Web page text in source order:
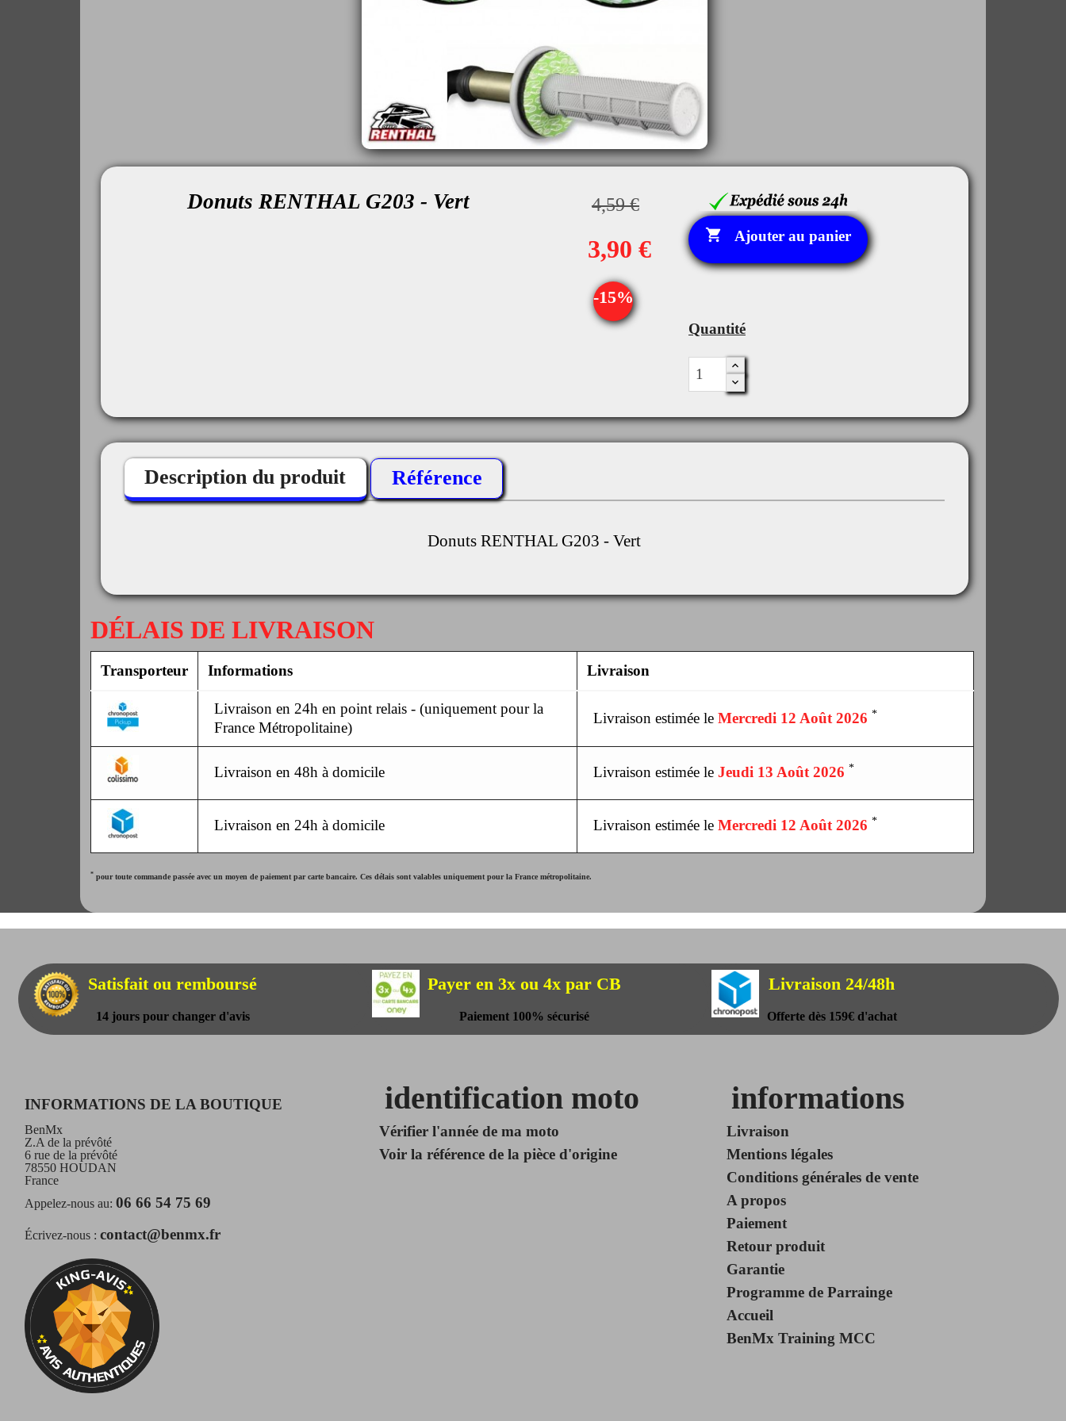
Donuts RENTHAL G203 - Vert 4,59 €
3,90 €
-15%
 Ajouter au panier
Quantité
Description du produit Référence
Donuts RENTHAL G203 - Vert
DÉLAIS DE LIVRAISON
Transporteur Informations Livraison
Livraison en 24h en point relais - (uniquement pour la
France Métropolitaine)
Livraison estimée le Mercredi 12 Août 2026 *
Livraison en 48h à domicile Livraison estimée le Jeudi 13 Août 2026 *
Livraison en 24h à domicile Livraison estimée le Mercredi 12 Août 2026 *
*pour toute commande passée avec un moyen de paiement par carte bancaire. Ces délais sont valables uniquement pour la France métropolitaine.
Satisfait ou remboursé
14 jours pour changer d'avis
Payer en 3x ou 4x par CB
Paiement 100% sécurisé
Livraison 24/48h
Offerte dès 159€ d'achat
INFORMATIONS DE LA BOUTIQUE
BenMx
Z.A de la prévôté
6 rue de la prévôté
78550 HOUDAN
France
Appelez-nous au: 06 66 54 75 69
Écrivez-nous : contact@benmx.fr
identification moto
Vérifier l'année de ma moto
Voir la référence de la pièce d'origine
informations
Livraison
Mentions légales
Conditions générales de vente
A propos
Paiement
Retour produit
Garantie
Programme de Parrainge
Accueil
BenMx Training MCC